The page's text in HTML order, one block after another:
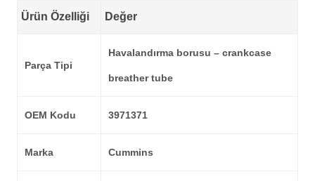
Ürün Özelliği Değer
Parça Tipi
Havalandırma borusu – crankcase
breather tube
OEM Kodu 3971371
Marka Cummins